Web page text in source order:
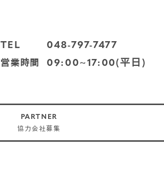
TEL 048-797-7477
営業時間 09:00~17:00(平日)
PARTNER
協力会社募集